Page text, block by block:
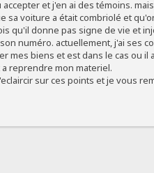
accepter et j'en ai des témoins.
sa voiture a était combriolé et
qu'il donne pas signe de vie et
numéro. actuellement, j'ai ses
mes biens et est dans le cas ou il
reprendre mon materiel.
sur ces points et je vous